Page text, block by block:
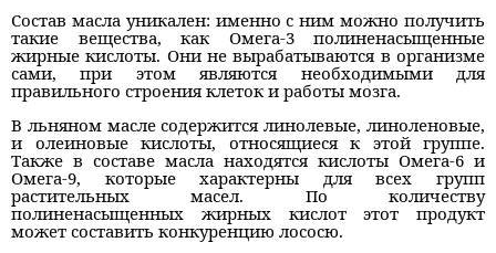
Состав масла уникален: именно с ним можно получить
такие вещества, как Омега-3 полиненасыщенные
жирные кислоты. Они не вырабатываются в организме
сами, при этом являются необходимыми для
правильного строения клеток и работы мозга.
В льняном масле содержится линолевые, линоленовые,
и олеиновые кислоты, относящиеся к этой группе.
Также в составе масла находятся кислоты Омега-6 и
Омега-9, которые характерны для всех групп
растительных масел. По количеству
полиненасыщенных жирных кислот этот продукт
может составить конкуренцию лососю.